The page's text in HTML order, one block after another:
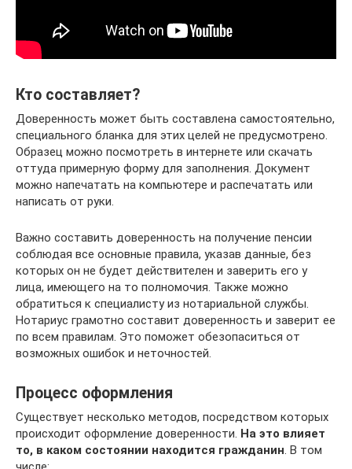
Кто составляет?
Доверенность может быть составлена самостоятельно,
специального бланка для этих целей не предусмотрено.
Образец можно посмотреть в интернете или скачать
оттуда примерную форму для заполнения. Документ
можно напечатать на компьютере и распечатать или
написать от руки.
Важно составить доверенность на получение пенсии
соблюдая все основные правила, указав данные, без
которых он не будет действителен и заверить его у
лица, имеющего на то полномочия. Также можно
обратиться к специалисту из нотариальной службы.
Нотариус грамотно составит доверенность и заверит ее
по всем правилам. Это поможет обезопаситься от
возможных ошибок и неточностей.
Процесс оформления
Существует несколько методов, посредством которых
происходит оформление доверенности. На это влияет
то, в каком состоянии находится гражданин. В том